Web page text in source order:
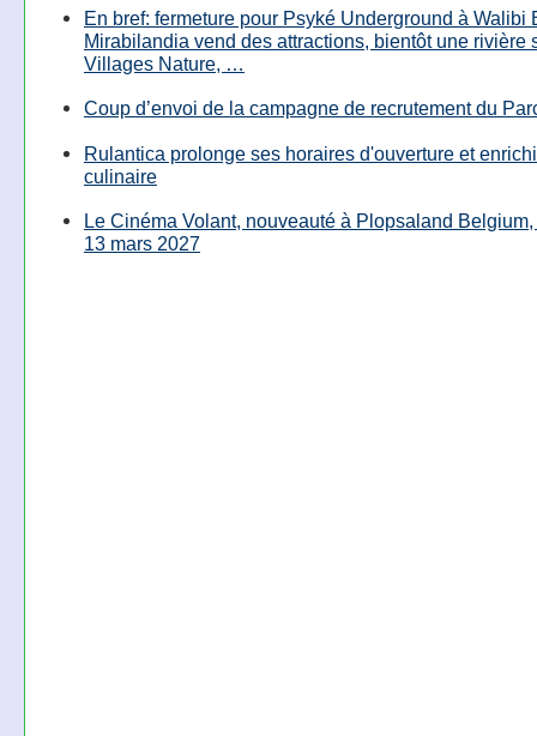
En bref: fermeture pour Psyké Underground à Walibi
Mirabilandia vend des attractions, bientôt une rivière
Villages Nature, …
Coup d’envoi de la campagne de recrutement du
Rulantica prolonge ses horaires d'ouverture et
culinaire
Le Cinéma Volant, nouveauté à Plopsaland
13 mars 2027